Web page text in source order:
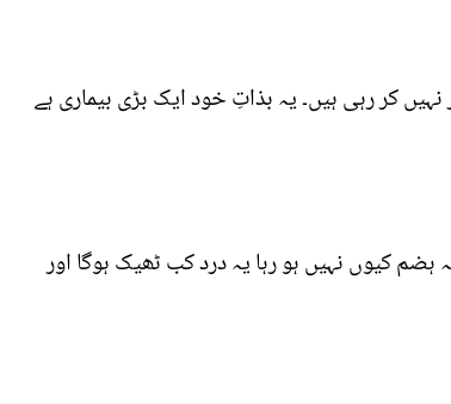
کر رہی ہیں۔ یہ بذاتِ خود ایک بڑی بیماری ہے
کیوں نہیں ہو رہا یہ درد کب ٹھیک ہوگا اور